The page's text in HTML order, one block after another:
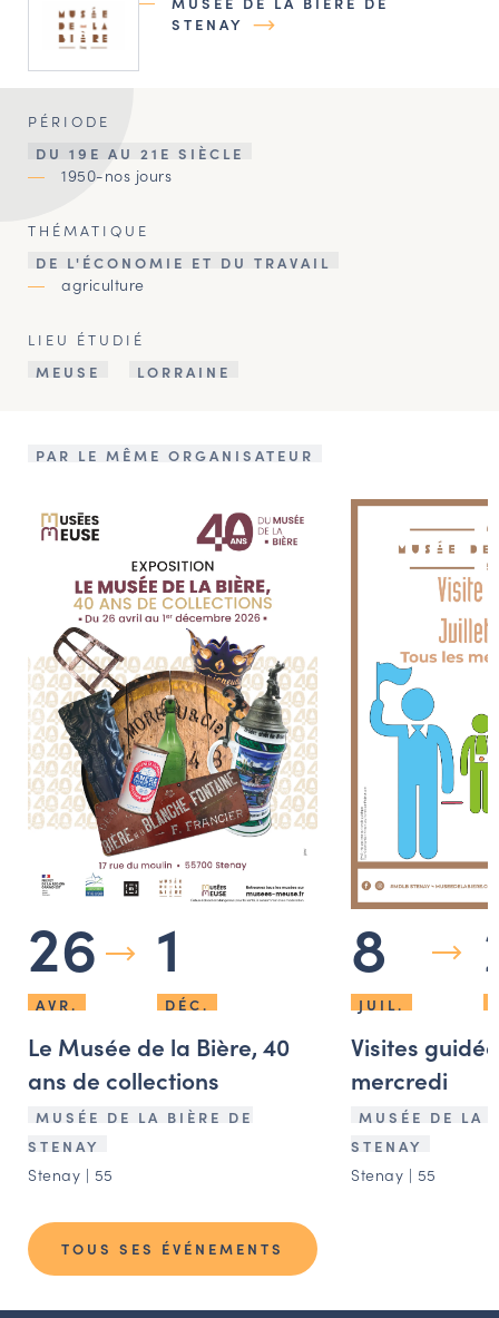
STENAY
PÉRIODE
DU 19E AU 21E SIÈCLE
1950-nos jours
THÉMATIQUE
DE L'ÉCONOMIE ET DU TRAVAIL
agriculture
LIEU ÉTUDIÉ
MEUSE
LORRAINE
PAR LE MÊME ORGANISATEUR
26
AVR.
1
DÉC.
Le Musée de la Bière, 40
ans de collections
MUSÉE DE LA BIÈRE DE
STENAY
Stenay | 55
8
JUIL.
Visites
mercredi
MUSÉE DE LA
STENAY
Stenay | 55
TOUS SES ÉVÉNEMENTS